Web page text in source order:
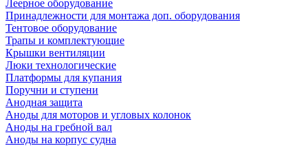
Леерное оборудование
Принадлежности для монтажа доп. оборудования
Тентовое оборудование
Трапы и комплектующие
Крышки вентиляции
Люки технологические
Платформы для купания
Поручни и ступени
Анодная защита
Аноды для моторов и угловых колонок
Аноды на гребной вал
Аноды на корпус судна